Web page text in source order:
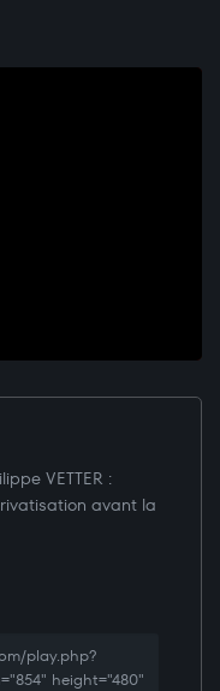
VETTER :
avant la
play.php?
height="480"